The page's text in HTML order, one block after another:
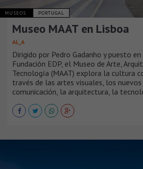
MUSEOS PORTUGAL
Museo MAAT en Lisboa
AL_A
Dirigido por Pedro Gadanho y puesto
Fundación EDP, el Museo de Arte,
Tecnología (MAAT) explora la cultura
través de las artes visuales, los nuevos
comunicación, la arquitectura, la